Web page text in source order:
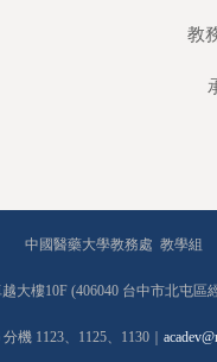
教
中國醫藥大學教務處 教學組
大樓10F (406040 台中市北屯區
機 1123、1125、1130｜